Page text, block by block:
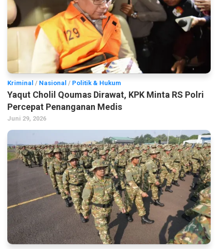
Kriminal / Nasional / Politik & Hukum
Yaqut Cholil Qoumas Dirawat, KPK Minta RS Polri
Percepat Penanganan Medis
Juni 29, 2026